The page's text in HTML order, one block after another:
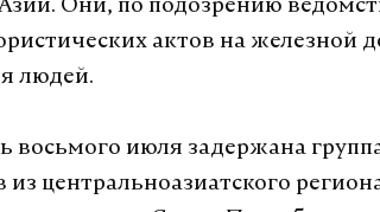
Они, по подозрению
актов на железной
людей.
восьмого июля задержана
из центральноазиатского